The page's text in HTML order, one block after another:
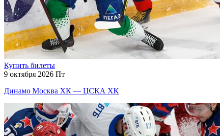
Купить билеты
9 октября 2026 Пт
Динамо Москва ХК — ЦСКА ХК